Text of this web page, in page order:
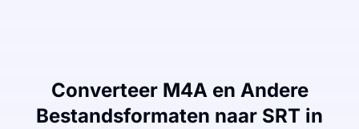
Converteer M4A en Andere
Bestandsformaten naar SRT in